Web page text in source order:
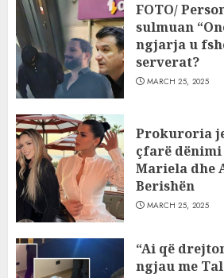
FOTO/
sulmuan
ngjarja u
serverat?
MARCH 25, 2025
Prokuroria
çfarë
Mariela dhe
Berishën
MARCH 25, 2025
“Ai që
ngjau me